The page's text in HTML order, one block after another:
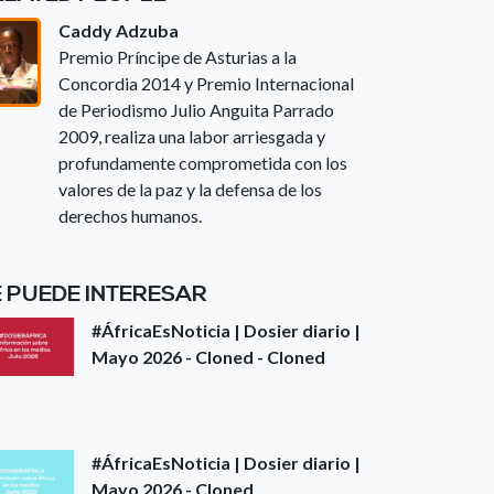
Caddy Adzuba
Premio Príncipe de Asturias a la
Concordia 2014 y Premio Internacional
de Periodismo Julio Anguita Parrado
2009, realiza una labor arriesgada y
profundamente comprometida con los
valores de la paz y la defensa de los
derechos humanos.
PUEDE INTERESAR
#ÁfricaEsNoticia | Dosier diario |
Mayo 2026 - Cloned - Cloned
#ÁfricaEsNoticia | Dosier diario |
Mayo 2026 - Cloned